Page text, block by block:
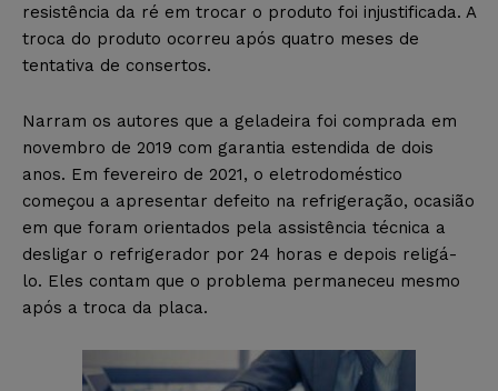
resistência da ré em trocar o produto foi injustificada. A
troca do produto ocorreu após quatro meses de
tentativa de consertos.
Narram os autores que a geladeira foi comprada em
novembro de 2019 com garantia estendida de dois
anos. Em fevereiro de 2021, o eletrodoméstico
começou a apresentar defeito na refrigeração, ocasião
em que foram orientados pela assistência técnica a
desligar o refrigerador por 24 horas e depois religá-
lo. Eles contam que o problema permaneceu mesmo
após a troca da placa.